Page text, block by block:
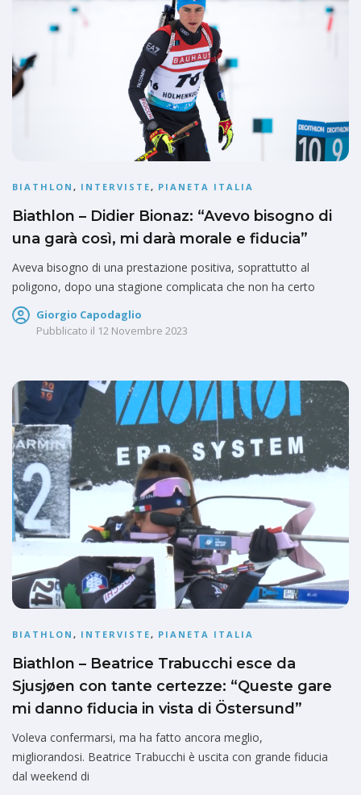
BIATHLON , INTERVISTE, PIANETA ITALIA
Biathlon – Didier Bionaz: “Avevo bisogno di
una garà così, mi darà morale e fiducia”
Aveva bisogno di una prestazione positiva, soprattutto al
poligono, dopo una stagione complicata che non ha certo
Giorgio Capodaglio
Pubblicato il 12 Novembre 2023
BIATHLON , INTERVISTE, PIANETA ITALIA
Biathlon – Beatrice Trabucchi esce da
Sjusjøen con tante certezze: “Queste gare
mi danno fiducia in vista di Östersund”
Voleva confermarsi, ma ha fatto ancora meglio,
migliorandosi. Beatrice Trabucchi è uscita con grande fiducia
dal weekend di